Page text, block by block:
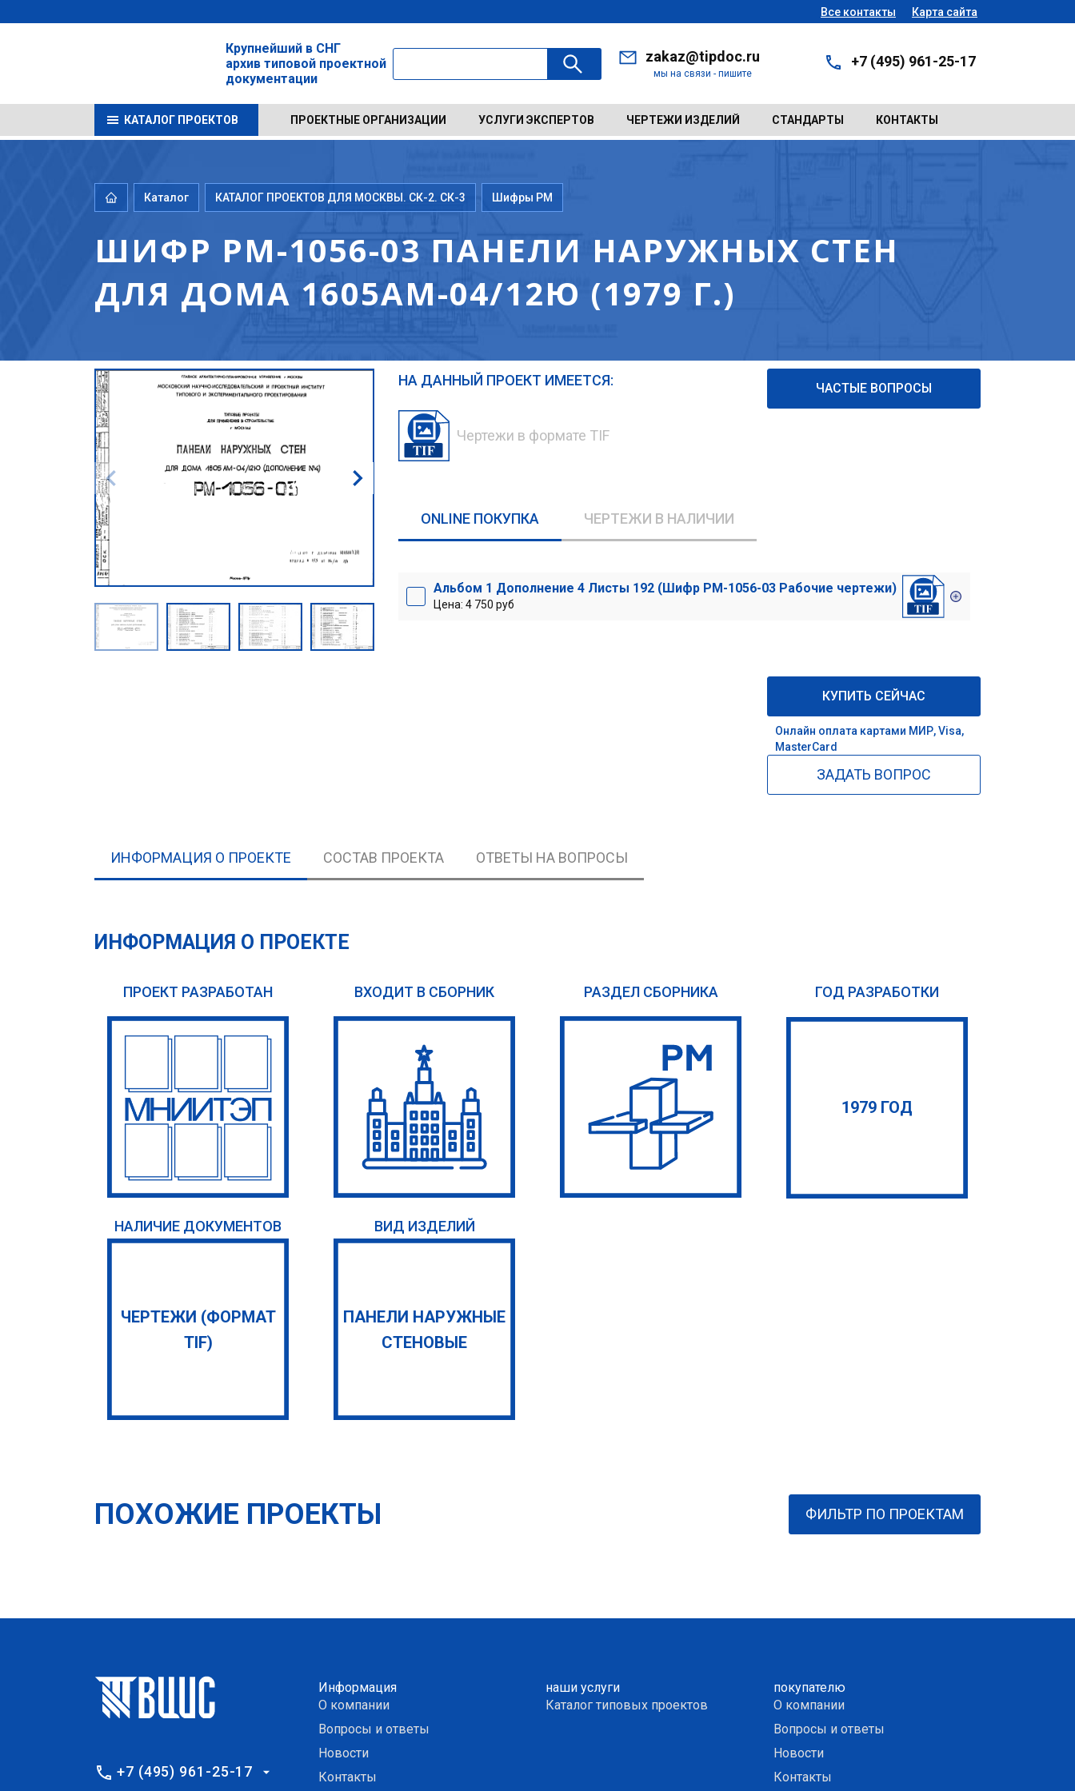
Все контакты Карта сайта
Крупнейший в СНГ
архив типовой проектной
документации
zakaz@tipdoc.ru
мы на связи - пишите
+7 (495) 961-25-17
КАТАЛОГ ПРОЕКТОВ ПРОЕКТНЫЕ ОРГАНИЗАЦИИ УСЛУГИ ЭКСПЕРТОВ ЧЕРТЕЖИ ИЗДЕЛИЙ СТАНДАРТЫ КОНТАКТЫ
Каталог КАТАЛОГ ПРОЕКТОВ ДЛЯ МОСКВЫ. СК-2. СК-3 Шифры РМ
ШИФР РМ-1056-03 ПАНЕЛИ НАРУЖНЫХ СТЕН
ДЛЯ ДОМА 1605АМ-04/12Ю (1979 Г.)
НА ДАННЫЙ ПРОЕКТ ИМЕЕТСЯ:
Чертежи в формате TIF
ЧАСТЫЕ ВОПРОСЫ
ONLINE ПОКУПКА ЧЕРТЕЖИ В НАЛИЧИИ
Альбом 1 Дополнение 4 Листы 192 (Шифр РМ-1056-03 Рабочие чертежи)
Цена: 4 750 руб
КУПИТЬ СЕЙЧАС
Онлайн оплата картами МИР, Visa,
MasterCard
ЗАДАТЬ ВОПРОС
ИНФОРМАЦИЯ О ПРОЕКТЕ СОСТАВ ПРОЕКТА ОТВЕТЫ НА ВОПРОСЫ
ИНФОРМАЦИЯ О ПРОЕКТЕ
ПРОЕКТ РАЗРАБОТАН ВХОДИТ В СБОРНИК РАЗДЕЛ СБОРНИКА ГОД РАЗРАБОТКИ
1979 ГОД
НАЛИЧИЕ ДОКУМЕНТОВ
ЧЕРТЕЖИ (ФОРМАТ
TIF)
ВИД ИЗДЕЛИЙ
ПАНЕЛИ НАРУЖНЫЕ
СТЕНОВЫЕ
ПОХОЖИЕ ПРОЕКТЫ ФИЛЬТР ПО ПРОЕКТАМ
+7 (495) 961-25-17
Информация
О компании
Вопросы и ответы
Новости
Контакты
наши услуги
Каталог типовых проектов
покупателю
О компании
Вопросы и ответы
Новости
Контакты